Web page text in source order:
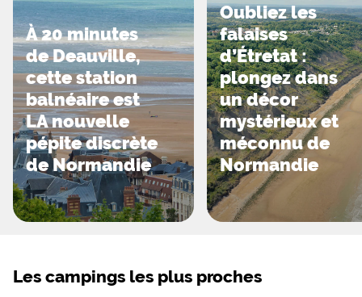
À 20 minutes
de Deauville,
cette station
balnéaire est
LA nouvelle
pépite discrète
de Normandie
Oubliez les
falaises
d’Étretat :
plongez dans
un décor
mystérieux et
méconnu de
Normandie
Les campings les plus proches